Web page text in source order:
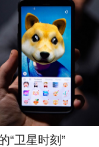
支撑表
弹可能会
量连续数
涨。作为
建筑商未
标，订单
始增
2007.
2010
but
“卫星时刻”